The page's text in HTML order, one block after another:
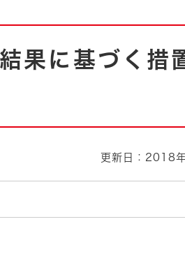
消防
・下水道
環境
市政
市役所・施設の
果に基づく措
更新日：2018